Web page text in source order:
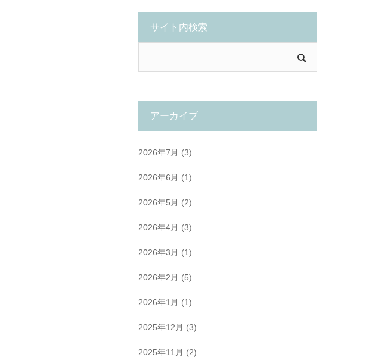
サイト内検索
アーカイブ
2026年7月 (3)
2026年6月 (1)
2026年5月 (2)
2026年4月 (3)
2026年3月 (1)
2026年2月 (5)
2026年1月 (1)
2025年12月 (3)
2025年11月 (2)